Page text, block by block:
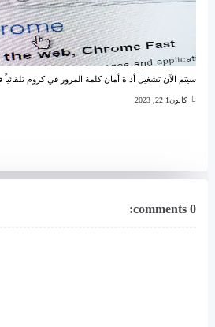
سيتم الآن تشغيل أداة أمان كلمة المرور في كروم تلقائياً
كانون1 22, 2023
0 comments: